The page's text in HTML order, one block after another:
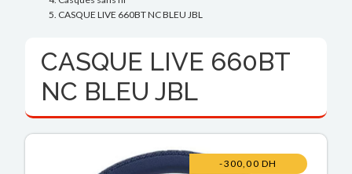
CASQUE LIVE 660BT NC BLEU JBL
CASQUE LIVE 660BT
NC BLEU JBL
-300,00 DH